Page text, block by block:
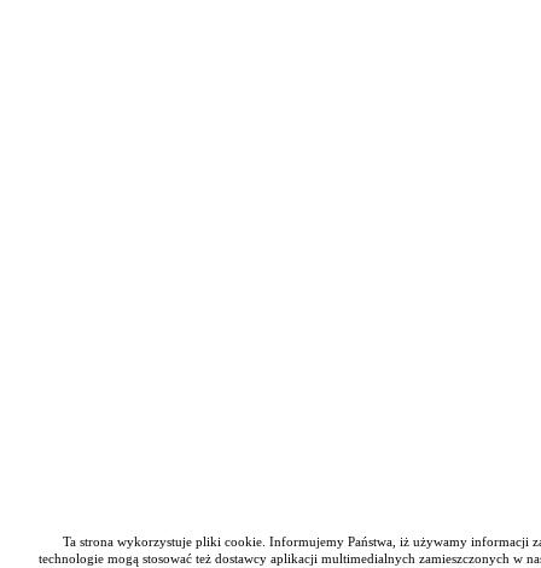
Ta strona wykorzystuje pliki cookie. Informujemy Państwa, iż używamy informacji
technologie mogą stosować też dostawcy aplikacji multimedialnych zamieszczonych w